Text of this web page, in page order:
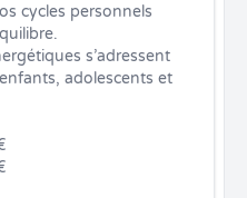
cycles personnels
s’adressent
adolescents et